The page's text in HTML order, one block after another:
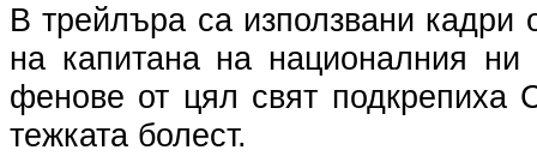
В трейлъра са използвани кадри
на капитана на националния ни
фенове от цял свят подкрепиха
тежката болест.